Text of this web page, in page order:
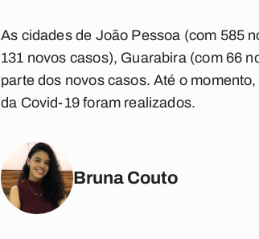
As cidades de João Pessoa (com 585
131 novos casos), Guarabira (com 66
parte dos novos casos. Até o
da Covid-19 foram realizados.
Bruna Couto